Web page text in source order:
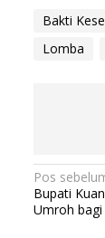
Bakti
Lomba
pos
Pos
Bupati
Umroh bagi